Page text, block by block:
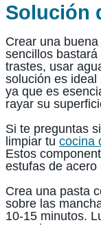
Solución
Crear una
sencillos
trastes, usar
solución es ideal
ya que es
rayar su
Si te preguntas
limpiar tu cocina
Estos
estufas de acero
Crea una pasta
sobre las
10-15 minutos.